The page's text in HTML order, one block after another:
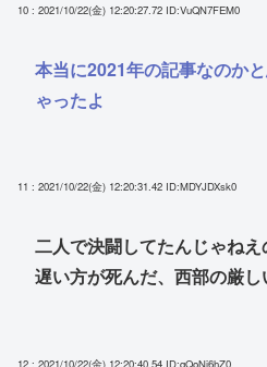
10 : 2021/10/22(金) 12:20:27.72 ID:VuQN7FEM0
本当に2021年の記事なのか
ゃったよ
11 : 2021/10/22(金) 12:20:31.42 ID:MDYJDXsk0
二人で決闘してたんじゃねえ
遅い方が死んだ、西部の厳し
12 : 2021/10/22(金) 12:20:40.54 ID:qQoNi6hZ0